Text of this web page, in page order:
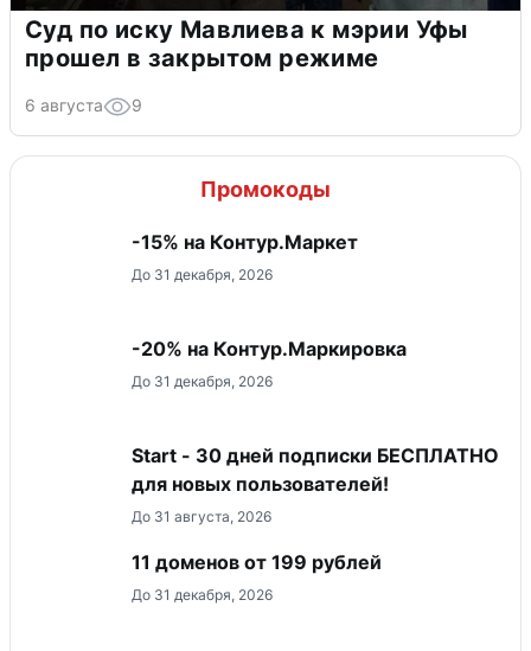
Суд по иску Мавлиева к мэрии Уфы
прошел в закрытом режиме
6 августа 9
Промокоды
-15% на Контур.Маркет
До 31 декабря, 2026
-20% на Контур.Маркировка
До 31 декабря, 2026
Start - 30 дней подписки БЕСПЛАТНО
для новых пользователей!
До 31 августа, 2026
11 доменов от 199 рублей
До 31 декабря, 2026